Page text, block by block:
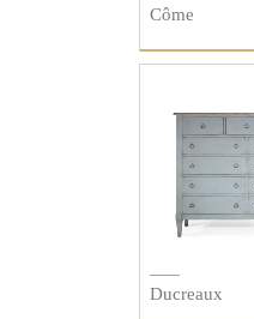
Côme
Ducreaux